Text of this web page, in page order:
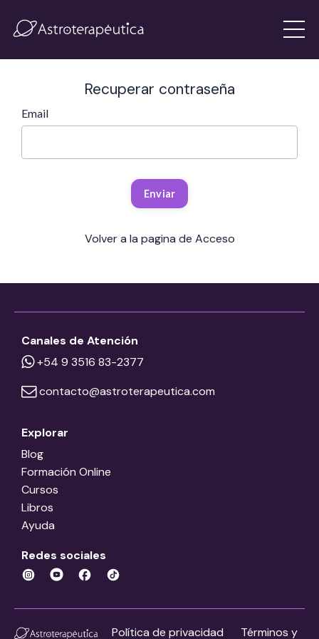
Recuperar contraseña
Email
Volver a la pagina de Acceso
Canales de Atención
+54 9 3516 83-2377
contacto@astroterapeutica.com
Explorar
Blog
Formación Online
Cursos
Libros
Ayuda
Redes sociales
Política de privacidad Términos y